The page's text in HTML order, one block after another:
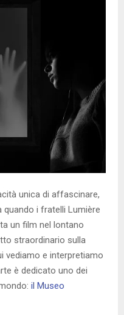
unica di affascinare,
quando i fratelli Lumière
un film nel lontano
straordinario sulla
vediamo e interpretiamo
è dedicato uno dei
il Museo